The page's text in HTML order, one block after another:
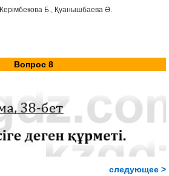
Керімбекова Б., Қуанышбаева Ә.
Вопрос 8
следующее >